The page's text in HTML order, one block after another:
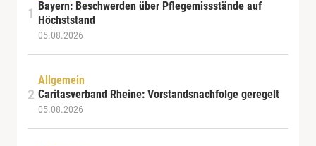
Bayern: Beschwerden über Pflegemissstände auf
Höchststand
05.08.2026
Allgemein
Caritasverband Rheine: Vorstandsnachfolge geregelt
05.08.2026